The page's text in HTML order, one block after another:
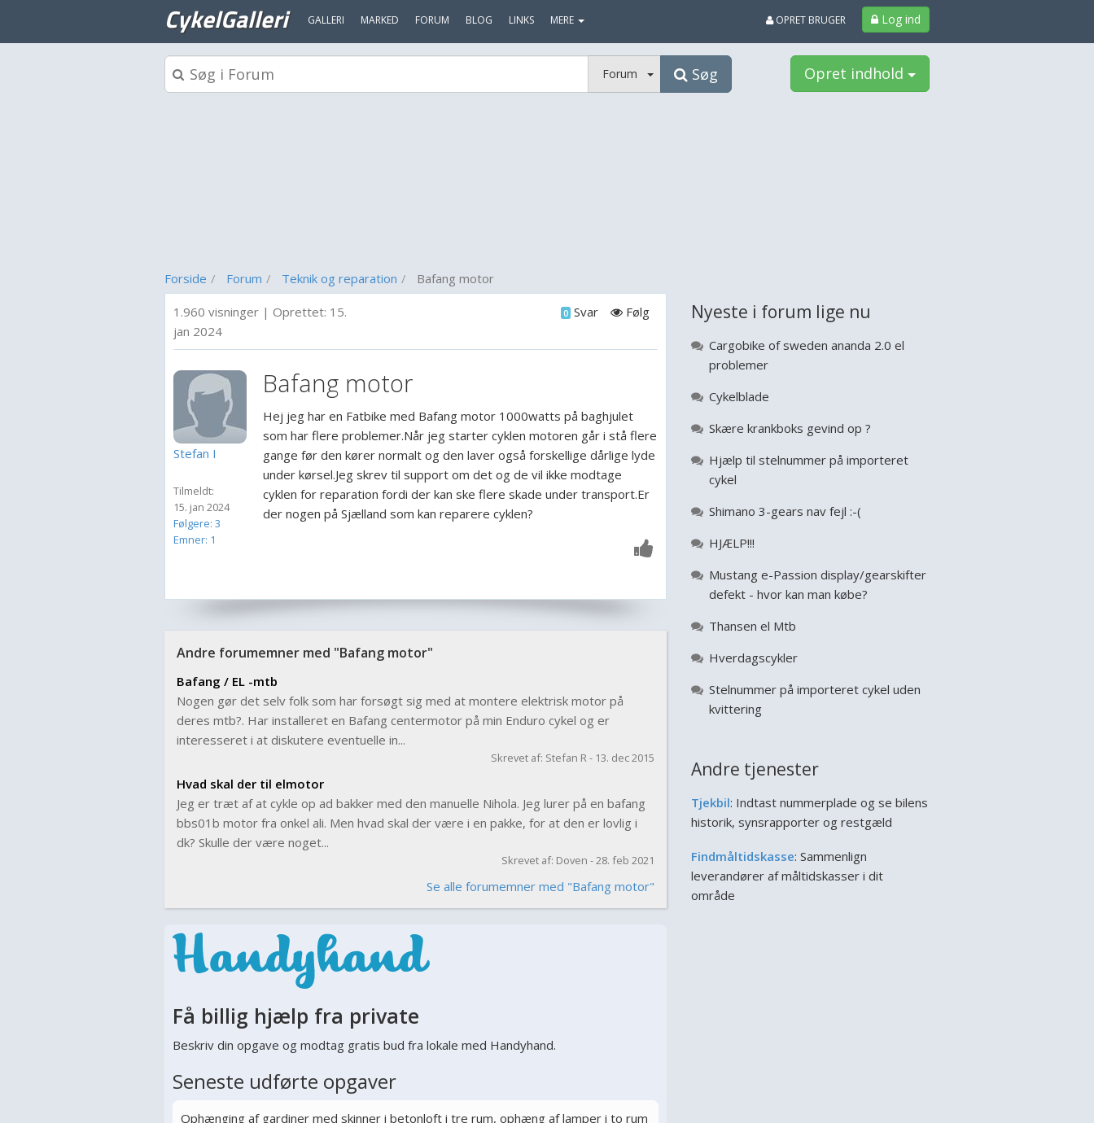
CykelGalleri GALLERI MARKED FORUM BLOG LINKS MERE Log ind
OPRET BRUGER
Forum Søg Opret indhold
Forside Forum Teknik og reparation Bafang motor
1.960 visninger | Oprettet: 15.
jan 2024
Følg
0 Svar
Stefan I
Tilmeldt:
15. jan 2024
Følgere: 3
Emner: 1
Bafang motor
Hej jeg har en Fatbike med Bafang motor 1000watts på baghjulet
som har flere problemer.Når jeg starter cyklen motoren går i stå flere
gange før den kører normalt og den laver også forskellige dårlige lyde
under kørsel.Jeg skrev til support om det og de vil ikke modtage
cyklen for reparation fordi der kan ske flere skade under transport.Er
der nogen på Sjælland som kan reparere cyklen?
Andre forumemner med "Bafang motor"
Bafang / EL -mtb
Nogen gør det selv folk som har forsøgt sig med at montere elektrisk motor på
deres mtb?. Har installeret en Bafang centermotor på min Enduro cykel og er
interesseret i at diskutere eventuelle in...
Skrevet af: Stefan R - 13. dec 2015
Hvad skal der til elmotor
Jeg er træt af at cykle op ad bakker med den manuelle Nihola. Jeg lurer på en bafang
bbs01b motor fra onkel ali. Men hvad skal der være i en pakke, for at den er lovlig i
dk? Skulle der være noget...
Skrevet af: Doven - 28. feb 2021
Se alle forumemner med "Bafang motor"
Få billig hjælp fra private
Beskriv din opgave og modtag gratis bud fra lokale med Handyhand.
Seneste udførte opgaver
Ophænging af gardiner med skinner i betonloft i tre rum, ophæng af lamper i to rum
Nyeste i forum lige nu
Cargobike of sweden ananda 2.0 el
problemer
Cykelblade
Skære krankboks gevind op ?
Hjælp til stelnummer på importeret
cykel
Shimano 3-gears nav fejl :-(
HJÆLP!!!
Mustang e-Passion display/gearskifter
defekt - hvor kan man købe?
Thansen el Mtb
Hverdagscykler
Stelnummer på importeret cykel uden
kvittering
Andre tjenester
Tjekbil: Indtast nummerplade og se bilens
historik, synsrapporter og restgæld
Findmåltidskasse: Sammenlign
leverandører af måltidskasser i dit
område